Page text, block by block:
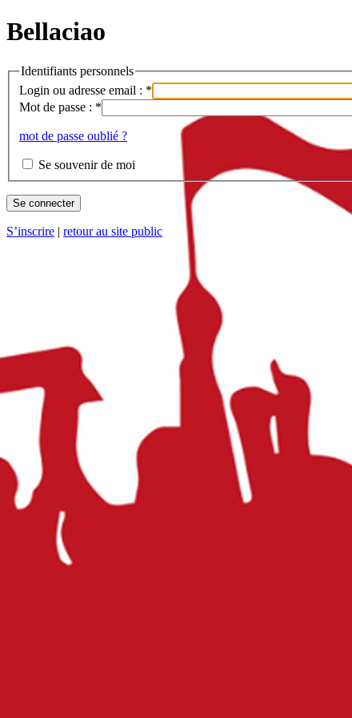
Bellaciao
Identifiants personnels
Login ou adresse email : *
Mot de passe : *
mot de passe oublié ?
Se souvenir de moi
S’inscrire retour au site public